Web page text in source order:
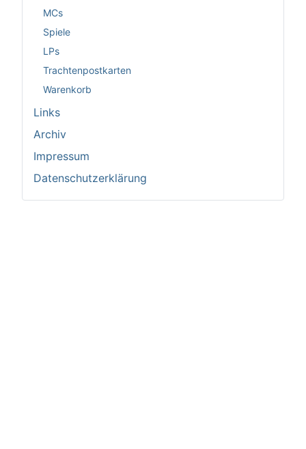
MCs
Spiele
LPs
Trachtenpostkarten
Warenkorb
Links
Archiv
Impressum
Datenschutzerklärung